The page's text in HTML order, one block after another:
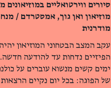
סיורים ווירטואליים במוזיאונים
מוזיאון ואן גוך, אמסטרדם /
מודרנית
עקב המצב הבטחוני המוזיאון
הפיזיים נדחות עד להודעה חדשה.
ימים קשים מנשוא עוברים על
של הפוגה: בכל יום נקיים